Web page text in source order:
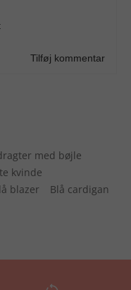
med bøjle
kvinde
blazer Blå cardigan